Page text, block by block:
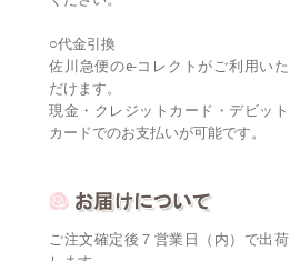
○代金引換
佐川急便のe-コレクトがご利用いた
だけます。
現金・クレジットカード・デビット
カードでのお支払いが可能です。
ご注文確定後７営業日（内）で出荷